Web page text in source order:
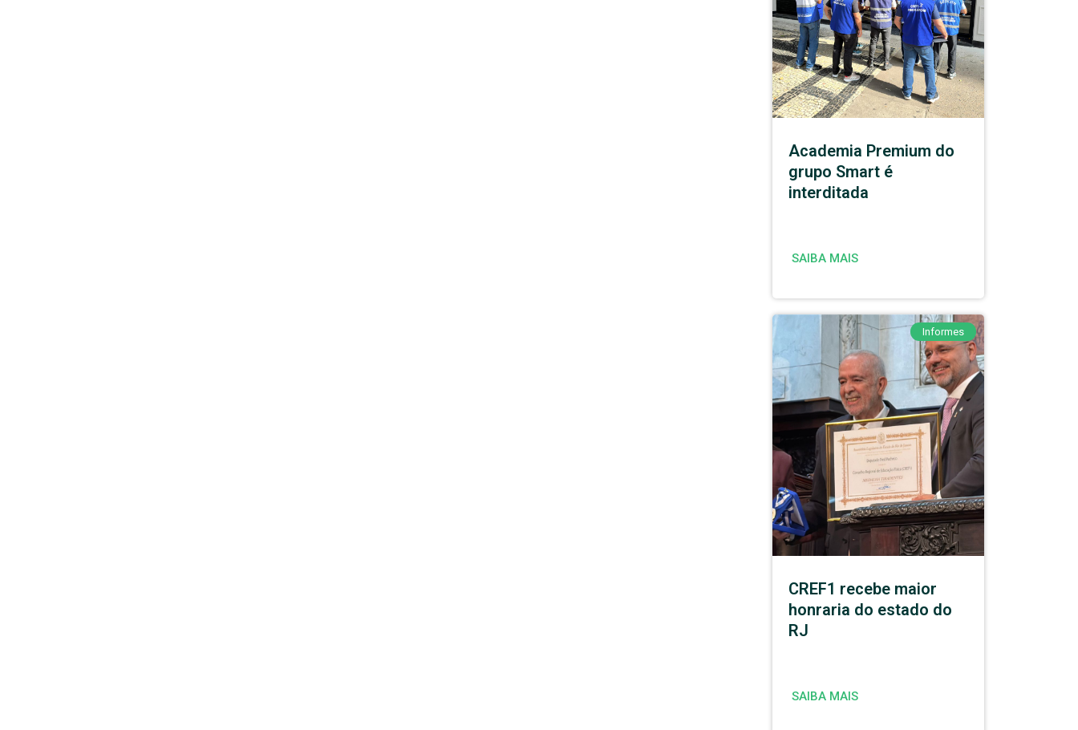
Academia Premium do
grupo Smart é
interditada
SAIBA MAIS
Informes
CREF1 recebe maior
honraria do estado do
RJ
SAIBA MAIS